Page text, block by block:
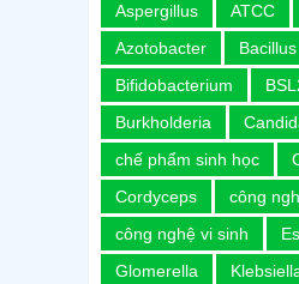
Aspergillus
ATCC
Azotobacter
Bacillus
Bifidobacterium
Burkholderia
chế phẩm sinh học
Cordyceps
công
công nghệ vi sinh
Glomerella